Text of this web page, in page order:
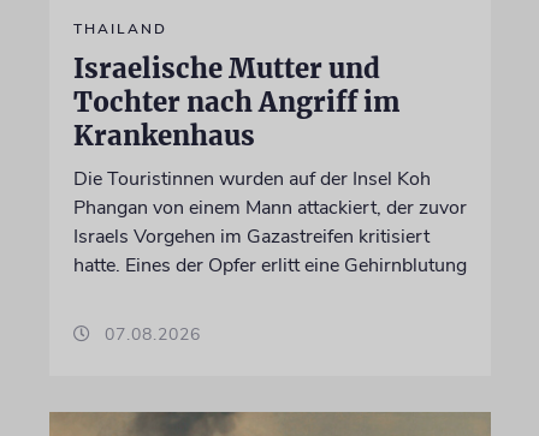
THAILAND
Israelische Mutter und
Tochter nach Angriff im
Krankenhaus
Die Touristinnen wurden auf der Insel Koh
Phangan von einem Mann attackiert, der zuvor
Israels Vorgehen im Gazastreifen kritisiert
hatte. Eines der Opfer erlitt eine Gehirnblutung
07.08.2026